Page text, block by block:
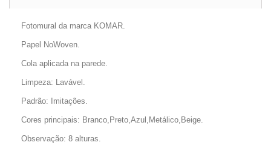
Fotomural da marca KOMAR.
Papel NoWoven.
Cola aplicada na parede.
Limpeza: Lavável.
Padrão: Imitações.
Cores principais: Branco,Preto,Azul,Metálico,Beige.
Observação: 8 alturas.